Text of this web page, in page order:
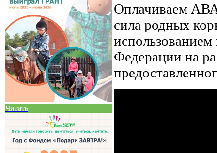
Читать
Оплачиваем
сила родных
использованием
Федерации на